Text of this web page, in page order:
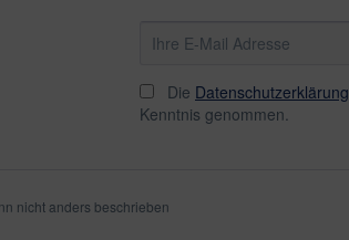
Die Datenschutzerklärung
Kenntnis genommen.
nicht anders beschrieben